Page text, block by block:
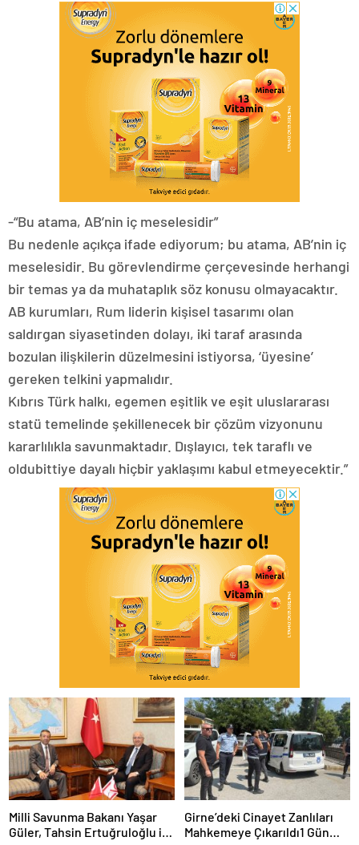
-“Bu atama, AB’nin iç meselesidir”
Bu nedenle açıkça ifade ediyorum; bu atama, AB’nin iç
meselesidir. Bu görevlendirme çerçevesinde herhangi
bir temas ya da muhataplık söz konusu olmayacaktır.
AB kurumları, Rum liderin kişisel tasarımı olan
saldırgan siyasetinden dolayı, iki taraf arasında
bozulan ilişkilerin düzelmesini istiyorsa, ‘üyesine’
gereken telkini yapmalıdır.
Kıbrıs Türk halkı, egemen eşitlik ve eşit uluslararası
statü temelinde şekillenecek bir çözüm vizyonunu
kararlılıkla savunmaktadır. Dışlayıcı, tek taraflı ve
oldubittiye dayalı hiçbir yaklaşımı kabul etmeyecektir.”
Milli Savunma Bakanı Yaşar
Güler, Tahsin Ertuğruloğlu ile
Girne’deki Cinayet Zanlıları
Mahkemeye Çıkarıldı1 Gün